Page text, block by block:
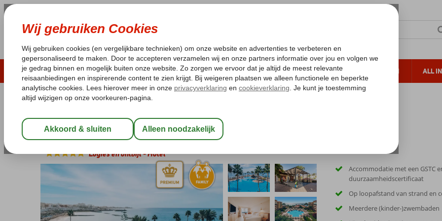
ZOMER 2026 LAST MINUTES WINTERZON ZONVAKANTIES VERRE REIZEN ALL
Laagsteprijsgarantie* Geen fueltoeslag Gratis annuleren*
Home
Spanje Canarische Eilanden Tenerife Costa Adeje Iberostar Selection Anthelia
Iberostar Selection Anthelia
Logies en ontbijt-Hotel
Accommodatie met een GSTC
duurzaamheidscertificaat
Op loopafstand van strand en
Meerdere (kinder-)zwembaden